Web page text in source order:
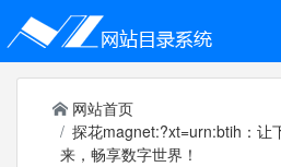
网站首页
探花magnet:?xt=urn:btih：让
来，畅享数字世界！